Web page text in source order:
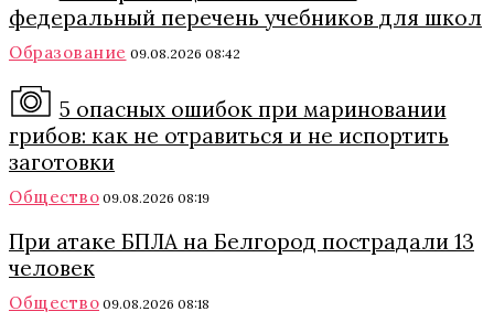
федеральный перечень учебников для школ
Образование 09.08.2026 08:42
5 опасных ошибок при мариновании
грибов: как не отравиться и не испортить
заготовки
Общество 09.08.2026 08:19
При атаке БПЛА на Белгород пострадали 13
человек
Общество 09.08.2026 08:18